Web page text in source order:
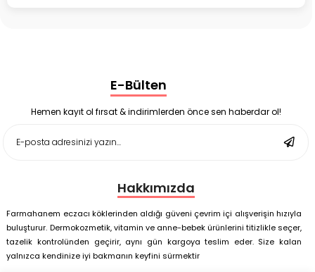
Enterogermina Family 5 ml 20 Flakon
Deep Flex Stres Azaltıcı ve Enerji Dengeleyici Topraklama
Matı Set 40x60 cm
Deep Flex Stres Azaltıcı ve Enerji Dengeleyici Topraklama
E-Bülten
Hemen kayıt ol fırsat & indirimlerden önce sen haberdar ol!
Hakkımızda
Farmahanem eczacı köklerinden aldığı güveni çevrim içi alışverişin hızıyla
buluşturur. Dermokozmetik, vitamin ve anne-bebek ürünlerini titizlikle seçer,
tazelik kontrolünden geçirir, aynı gün kargoya teslim eder. Size kalan
yalnızca kendinize iyi bakmanın keyfini sürmektir